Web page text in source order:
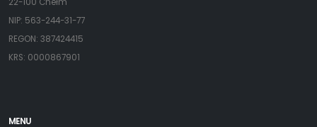
NIP: 563-244-31-77
REGON: 387424415
KRS: 0000867901
MENU